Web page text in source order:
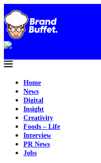
Home
News
Digital
Insight
Creativity
Foods – Life
Interview
PR News
Jobs